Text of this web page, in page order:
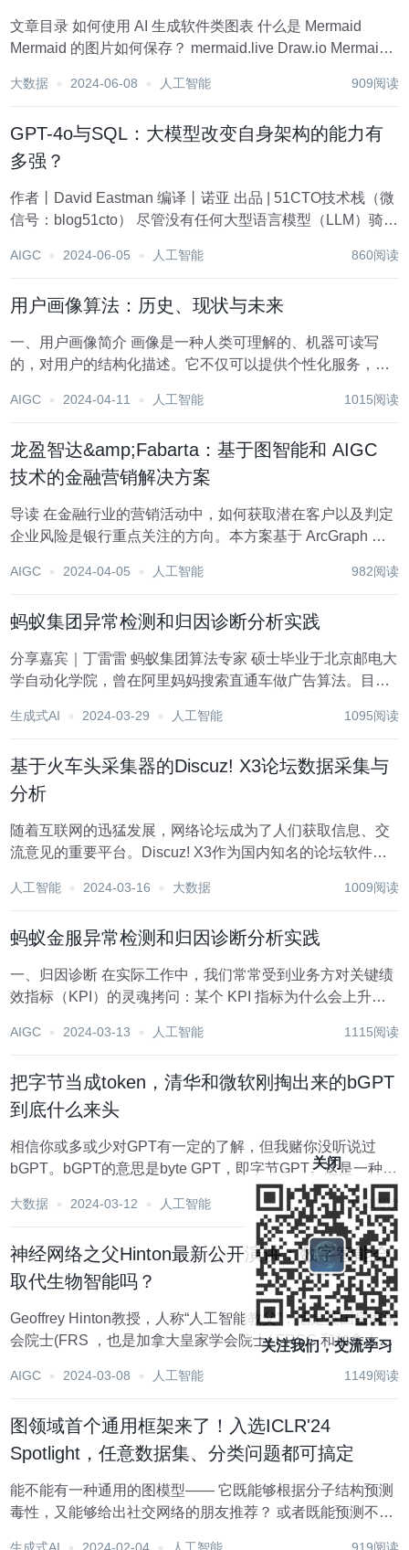
文章目录 如何使用 AI 生成软件类图表 什么是 Mermaid
Mermaid 的图片如何保存？ mermaid.live Draw.io Mermaid
实体关系图 /...
大数据 2024-06-08 人工智能 909阅读
GPT-4o与SQL：大模型改变自身架构的能力有
多强？
作者丨David Eastman 编译丨诺亚 出品 | 51CTO技术栈（微
信号：blog51cto） 尽管没有任何大型语言模型（LLM）骑过
们似乎为软件开发者提供的是一种类似语义的现实世界知
AIGC 2024-06-05 人工智能 860阅读
用户画像算法：历史、现状与未来
一、用户画像简介 画像是一种人类可理解的、机器可读写
的，对用户的结构化描述。它不仅可以提供个性化服务，还
分类 画像可以根据数据来源分为社会通识类和领域知识类。
AIGC 2024-04-11 人工智能 1015阅读
龙盈智达&amp;Fabarta：基于图智能和 AIGC
技术的金融营销解决方案
导读 在金融行业的营销活动中，如何获取潜在客户以及判定
企业风险是银行重点关注的方向。本方案基于 ArcGraph 图
权穿透、实控人分析自动识别风险。通过大模型企业知识中
AIGC 2024-04-05 人工智能 982阅读
蚂蚁集团异常检测和归因诊断分析实践
分享嘉宾｜丁雷雷 蚂蚁集团算法专家 硕士毕业于北京邮电大
学自动化学院，曾在阿里妈妈搜索直通车做广告算法。目前
因果推断算法工作。 本文将分享异常检测与归因诊断在蚂蚁
生成式AI 2024-03-29 人工智能 1095阅读
基于火车头采集器的Discuz! X3论坛数据采集与
分析
随着互联网的迅猛发展，网络论坛成为了人们获取信息、交
流意见的重要平台。Discuz! X3作为国内知名的论坛软件系
增长，如何高效地从Discuz! X3论坛中采集数据并进行有效
人工智能 2024-03-16 大数据 1009阅读
蚂蚁金服异常检测和归因诊断分析实践
一、归因诊断 在实际工作中，我们常常受到业务方对关键绩
效指标（KPI）的灵魂拷问：某个 KPI 指标为什么会上升或
诊断把问题的定位过程看作是一个因子对比的过程：指标在
AIGC 2024-03-13 人工智能 1115阅读
把字节当成token，清华和微软刚掏出来的bGPT
到底什么来头
相信你或多或少对GPT有一定的了解，但我赌你没听说过
bGPT。bGPT的意思是byte GPT，即字节GPT。这是一种专
门设计用于处理二进制数据和模拟数字世界的深度学习模
型。简单概括，bGPT突破了传统语言模型的局限，能够直
大数据 2024-03-12 人工智能 948阅读
神经网络之父Hinton最新公开演讲：数字智能会
取代生物智能吗？
Geoffrey Hinton教授，人称“人工智能教父”，他是英国皇家学
会院士(FRS ，也是加拿大皇家学会院士( FRSC 和加拿大国
院举办了年度Romanes讲座，Geoffrey Hi...
AIGC 2024-03-08 人工智能 1149阅读
图领域首个通用框架来了！入选ICLR'24
Spotlight，任意数据集、分类问题都可搞定
能不能有一种通用的图模型—— 它既能够根据分子结构预测
毒性，又能够给出社交网络的朋友推荐？ 或者既能预测不同
关闭
关注我们，交流学习